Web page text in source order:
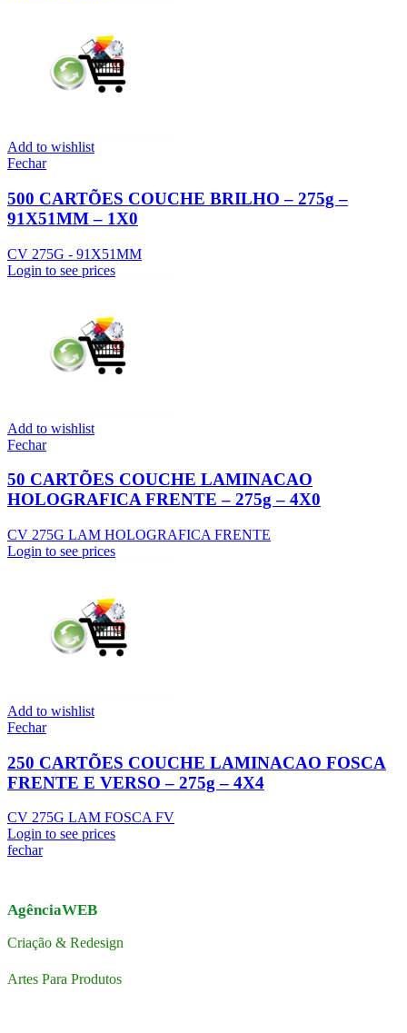
Add to wishlist
Fechar
500 CARTÕES COUCHE BRILHO – 275g –
91X51MM – 1X0
CV 275G - 91X51MM
Login to see prices
Add to wishlist
Fechar
50 CARTÕES COUCHE LAMINACAO
HOLOGRAFICA FRENTE – 275g – 4X0
CV 275G LAM HOLOGRAFICA FRENTE
Login to see prices
Add to wishlist
Fechar
250 CARTÕES COUCHE LAMINACAO FOSCA
FRENTE E VERSO – 275g – 4X4
CV 275G LAM FOSCA FV
Login to see prices
fechar
AgênciaWEB
Criação & Redesign
Artes Para Produtos